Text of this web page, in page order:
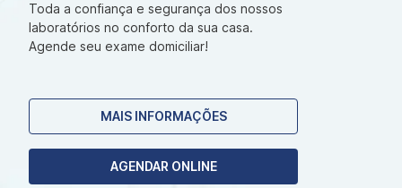
Toda a confiança e segurança dos nossos
laboratórios no conforto da sua casa.
Agende seu exame domiciliar!
MAIS INFORMAÇÕES
AGENDAR ONLINE